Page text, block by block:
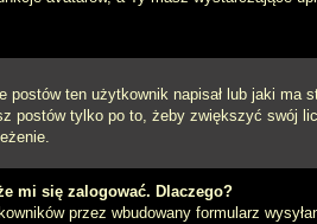
ten użytkownik napisał lub jaki
postów tylko po to, żeby zwiększyć swój
mi się zalogować. Dlaczego?
przez wbudowany formularz